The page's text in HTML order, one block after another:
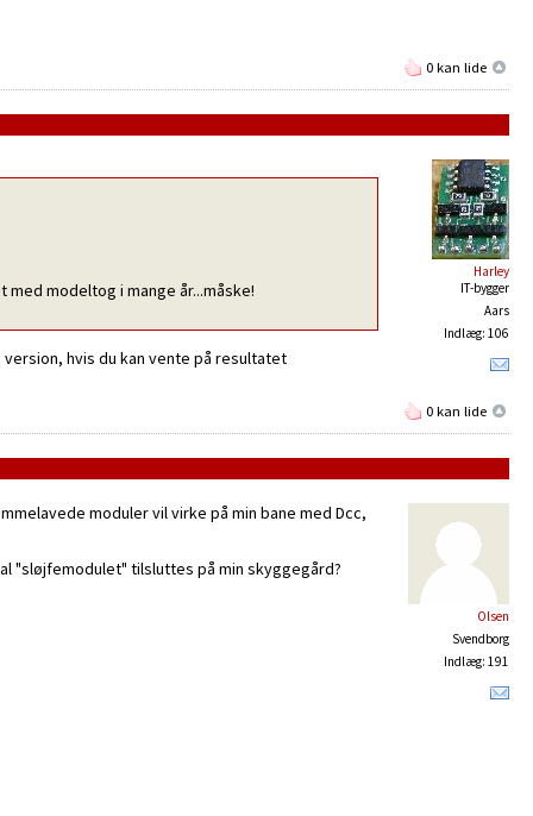
0 kan lide
Harley
IT-bygger
Aars
Indlæg: 106
modeltog i mange år...måske!
hvis du kan vente på resultatet
0 kan lide
Olsen
Svendborg
Indlæg: 191
moduler vil virke på min bane med Dcc,
"sløjfemodulet" tilsluttes på min skyggegård?